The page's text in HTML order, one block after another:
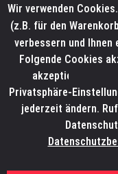
Wir verwenden
(z.B. für den
verbessern und
Folgende Cookies
akzeptieren.
Privatsphäre-
jederzeit ändern.